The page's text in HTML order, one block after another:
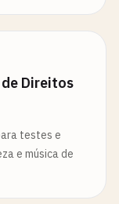
Direitos
testes e
e música de